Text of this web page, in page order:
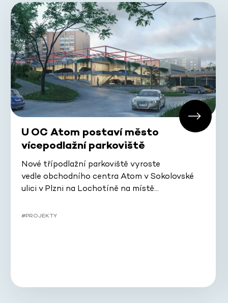
U OC Atom postaví město
vícepodlažní parkoviště
Nové třípodlažní parkoviště vyroste
vedle obchodního centra Atom v Sokolovské
ulici v Plzni na Lochotíně na místě…
#PROJEKTY